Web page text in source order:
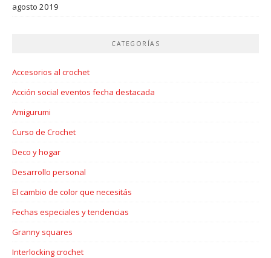
agosto 2019
CATEGORÍAS
Accesorios al crochet
Acción social eventos fecha destacada
Amigurumi
Curso de Crochet
Deco y hogar
Desarrollo personal
El cambio de color que necesitás
Fechas especiales y tendencias
Granny squares
Interlocking crochet